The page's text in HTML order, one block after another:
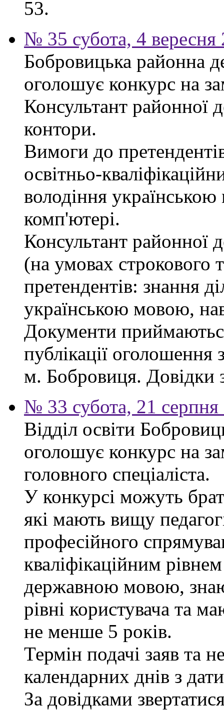
53.
№ 35 субота, 4 вересня
Бобровицька районна
оголошує конкурс на
Консультант районної
контори.
Вимоги до
освітньо-
володіння
комп'ютері.
Консультант районної
(на умовах строкового
претендентів: знання
українською мовою,
Документи
публікації
м. Бобровиця. Довідки
№ 33 субота, 21
Відділ освіти
оголошує конкурс на
головного спеціаліста.
У конкурсі можуть
які мають вищу
професійного
кваліфікаційним
державною мовою,
рівні користувача та
не менше 5 років.
Термін подачі заяв та
календарних днів з
За довідками